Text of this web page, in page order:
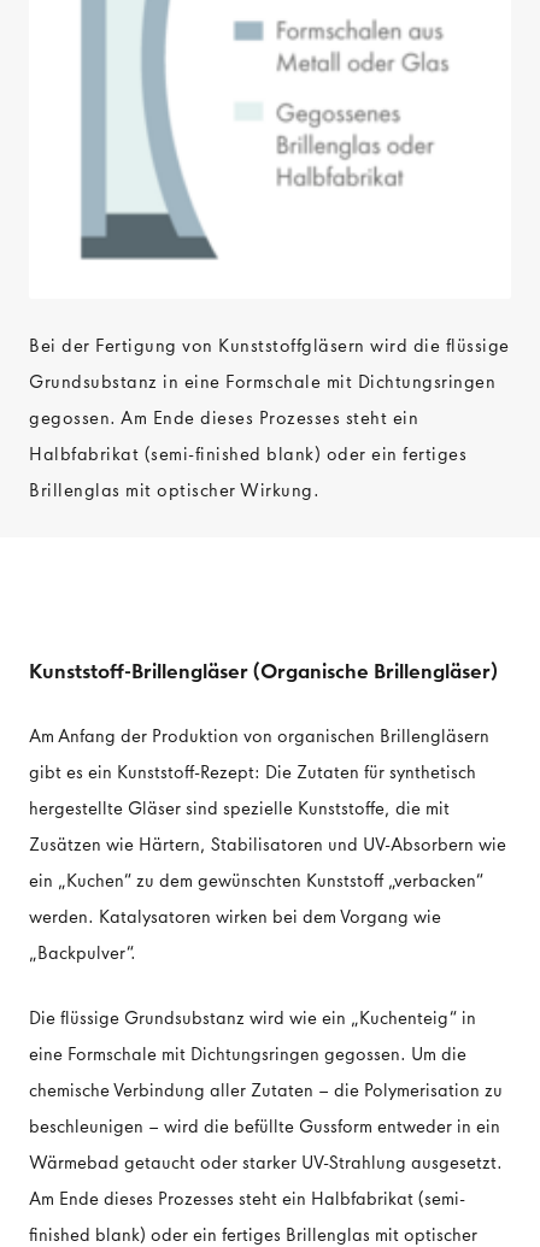
Bei der Fertigung von Kunststoffgläsern wird die flüssige
Grundsubstanz in eine Formschale mit Dichtungsringen
gegossen. Am Ende dieses Prozesses steht ein
Halbfabrikat (semi-finished blank) oder ein fertiges
Brillenglas mit optischer Wirkung.
Kunststoff-Brillengläser (Organische Brillengläser)
Am Anfang der Produktion von organischen Brillengläsern
gibt es ein Kunststoff-Rezept: Die Zutaten für synthetisch
hergestellte Gläser sind spezielle Kunststoffe, die mit
Zusätzen wie Härtern, Stabilisatoren und UV-Absorbern wie
ein „Kuchen“ zu dem gewünschten Kunststoff „verbacken“
werden. Katalysatoren wirken bei dem Vorgang wie
„Backpulver“.
Die flüssige Grundsubstanz wird wie ein „Kuchenteig“ in
eine Formschale mit Dichtungsringen gegossen. Um die
chemische Verbindung aller Zutaten – die Polymerisation zu
beschleunigen – wird die befüllte Gussform entweder in ein
Wärmebad getaucht oder starker UV-Strahlung ausgesetzt.
Am Ende dieses Prozesses steht ein Halbfabrikat (semi-
finished blank) oder ein fertiges Brillenglas mit optischer